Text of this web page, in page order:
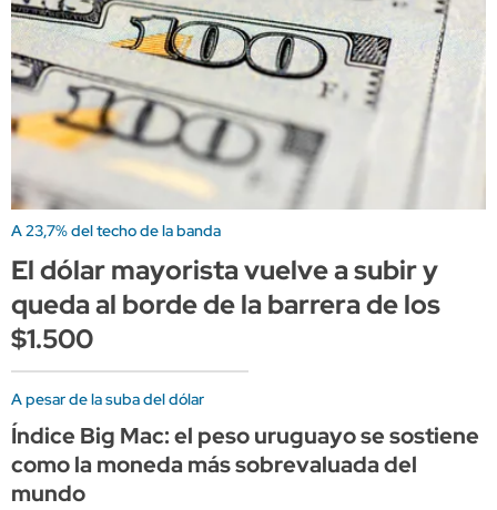
A 23,7% del techo de la banda
El dólar mayorista vuelve a subir y
queda al borde de la barrera de los
$1.500
A pesar de la suba del dólar
Índice Big Mac: el peso uruguayo se sostiene
como la moneda más sobrevaluada del
mundo